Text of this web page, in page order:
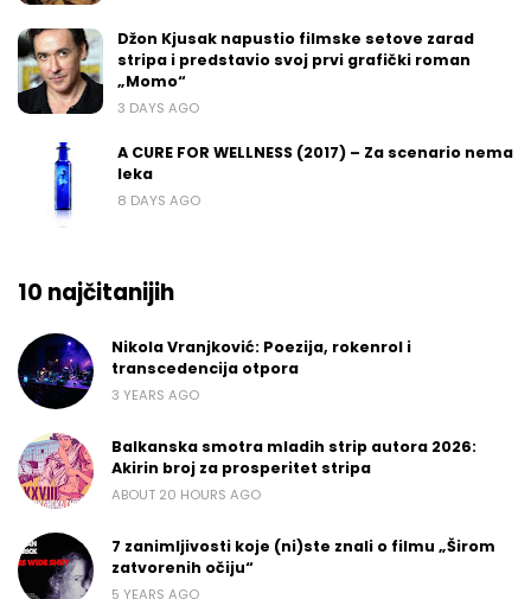
Džon Kjusak napustio filmske setove zarad
stripa i predstavio svoj prvi grafički roman
„Momo“
3 DAYS AGO
A CURE FOR WELLNESS (2017) – Za scenario nema
leka
8 DAYS AGO
10 najčitanijih
Nikola Vranjković: Poezija, rokenrol i
transcedencija otpora
3 YEARS AGO
Balkanska smotra mladih strip autora 2026:
Akirin broj za prosperitet stripa
ABOUT 20 HOURS AGO
7 zanimljivosti koje (ni)ste znali o filmu „Širom
zatvorenih očiju“
5 YEARS AGO